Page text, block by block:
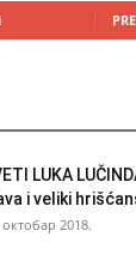
LUKA
i veliki
2018.